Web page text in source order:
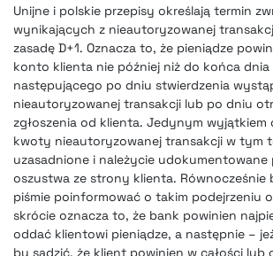
Unijne i polskie przepisy określają termin
wynikających z nieautoryzowanej
zasadę D+1. Oznacza to, że pieniądze
konto klienta nie później niż do końca
następującego po dniu stwierdzenia
nieautoryzowanej transakcji lub po dniu
zgłoszenia od klienta. Jedynym wyjątkiem
kwoty nieautoryzowanej transakcji w tym
uzasadnione i należycie udokumentowane
oszustwa ze strony klienta. Równocześnie
piśmie poinformować o takim podejrzeniu
skrócie oznacza to, że bank powinien
oddać klientowi pieniądze, a następnie –